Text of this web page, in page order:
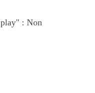
: Non